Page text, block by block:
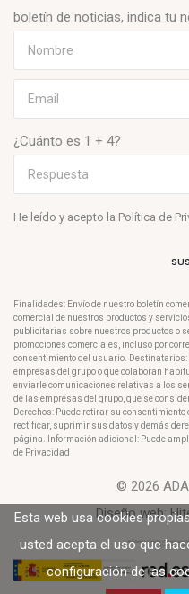
boletín de noticias, indica tu
¿Cuánto es 1 + 4?
He leído y acepto la Política de
Finalidades: Envío de nuestro boletín
comercial de nuestros productos y
publicitarias sobre nuestros productos o
promociones comerciales, incluso por
consentimiento del usuario.
empresas del grupo o que colaboran
enviarle comunicaciones relativas a los
de las empresas del grupo, que se
Derechos: Puede retirar su
rectificar, suprimir sus datos y demás
página. Información adicional: Puede
de Privacidad
© 2026
Diseño web:
Esta web usa cookies
usted acepta el uso que
configuración de las